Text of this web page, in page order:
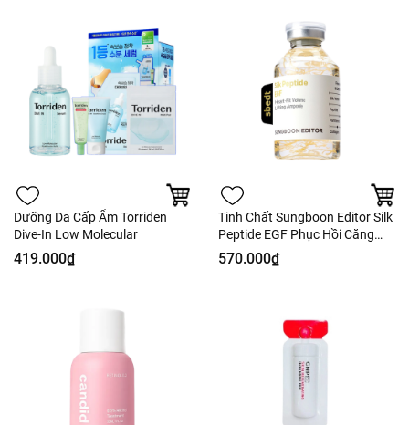
Dưỡng Da Cấp Ẩm Torriden
Dive-In Low Molecular
419.000₫
Tinh Chất Sungboon Editor Silk
Peptide EGF Phục Hồi Căng
Bóng
570.000₫